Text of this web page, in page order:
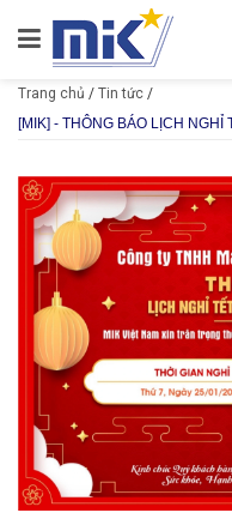
Trang chủ / Tin tức /
[MIK] - THÔNG BÁO LỊCH